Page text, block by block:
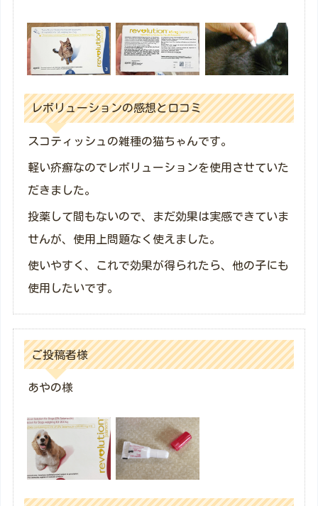
レボリューションの感想と口コミ
スコティッシュの雑種の猫ちゃんです。
軽い疥癬なのでレボリューションを使用させていた
だきました。
投薬して間もないので、まだ効果は実感できていま
せんが、使用上問題なく使えました。
使いやすく、これで効果が得られたら、他の子にも
使用したいです。
ご投稿者様
あやの様